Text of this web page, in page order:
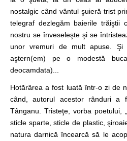
nostalgic când vântul şuieră trist
telegraf dezlegăm baierile trăiştii
nostru se înveseleşte şi se
unor vremuri de mult apuse.
aştern(em) pe o modestă
deocamdata)...
Hotărârea a fost luată într-o zi de
când, autorul acestor rânduri a
Tânganu. Tristeţe, vorba poetului,
sticle sparte, sticle de plastic,
natura darnică încearcă să le